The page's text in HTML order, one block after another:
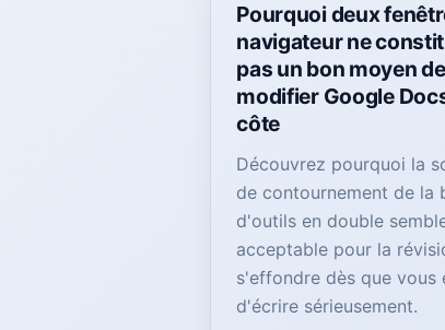
Pourquoi deux
navigateur ne
pas un bon moyen de
modifier Google
côte
Découvrez pourquoi la
de contournement de la
d'outils en double
acceptable pour la
s'effondre dès que vous
d'écrire sérieusement.